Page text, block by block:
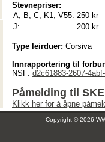
Stevnepriser:
A, B, C, K1, V55: 250 kr
J:
200 kr
Type leirduer: Corsiva
Innrapportering til
NSF: d2c61883-2607-
Påmelding til
Klikk her for å åpne
Copyright © 2026